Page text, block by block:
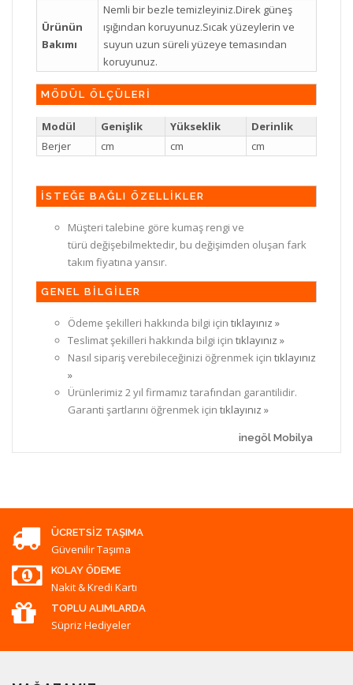
Ürünün
Bakımı
Nemli bir bezle temizleyiniz.Direk güneş
ışığından koruyunuz.Sıcak yüzeylerin ve
suyun uzun süreli yüzeye temasından
koruyunuz.
MÖDÜL ÖLÇÜLERİ
Modül Genişlik Yükseklik
Derinlik
Berjer
cm cm cm
İSTEĞE BAĞLI ÖZELLİKLER
Müşteri talebine göre kumaş rengi ve
türü değişebilmektedir, bu değişimden oluşan fark
takım fiyatına yansır.
GENEL BİLGİLER
Ödeme şekilleri hakkında bilgi için tıklayınız »
Teslimat şekilleri hakkında bilgi için tıklayınız »
Nasıl sipariş verebileceğinizi öğrenmek için tıklayınız
»
Ürünlerimiz 2 yıl firmamız tarafından garantilidir.
Garanti şartlarını öğrenmek için tıklayınız »
inegöl Mobilya
ÜCRETSIZ TAŞIMA
Güvenilir Taşıma
KOLAY ÖDEME
Nakit & Kredi Kartı
TOPLU ALIMLARDA
Süpriz Hediyeler